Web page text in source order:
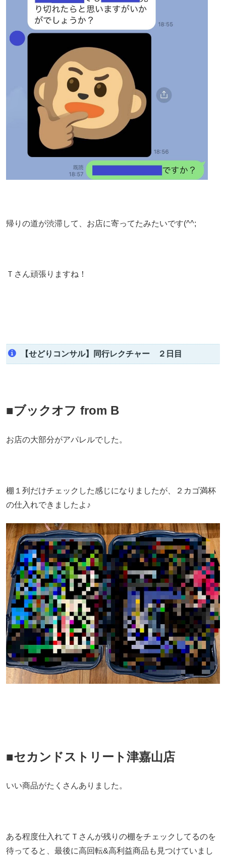
帰りの道が渋滞して、お店に寄ってたみたいです(^^;
Ｔさん頑張りますね！
【せどりコンサル】同行レクチャー ２日目
■ブックオフ from B
お店の大部分がアパレルでした。
棚１列だけチェックした感じになりましたが、２カゴ満杯
の仕入れできましたよ♪
■セカンドストリート津嘉山店
いい商品がたくさんありました。
ある程度仕入れてＴさんが残りの棚をチェックしてるのを
待ってると、最後に高回転&高利益商品も見つけていまし